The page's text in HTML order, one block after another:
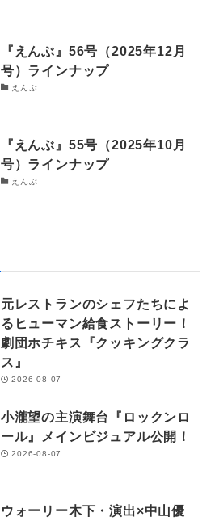
『えんぶ』56号（2025年12月
号）ラインナップ
えんぶ
『えんぶ』55号（2025年10月
号）ラインナップ
えんぶ
元レストランのシェフたちによ
るヒューマン給食ストーリー！
劇団ホチキス『クッキングクラ
ス』
2026-08-07
小瀧望の主演舞台『ロックンロ
ール』メインビジュアル公開！
2026-08-07
ウォーリー木下・演出×中山優